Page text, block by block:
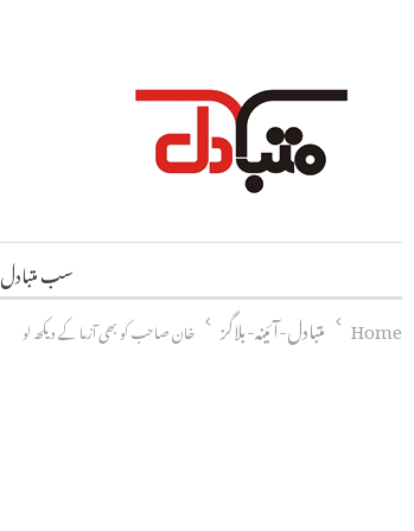
سب متبادل
Home
متبادل-آئینہ-بلاگز خان صاحب کو بھی آزما کے دیکھ لو